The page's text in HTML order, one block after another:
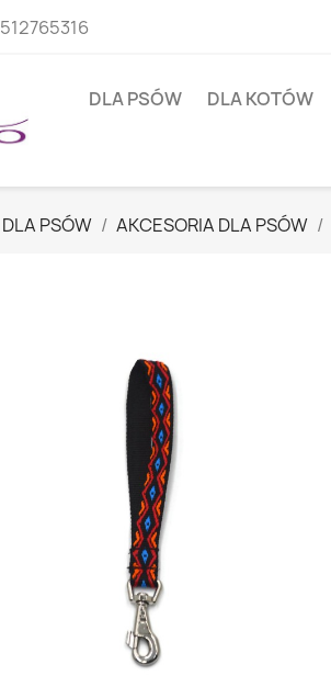
512765316
DLA PSÓW DLA KOTÓW
DLA PSÓW AKCESORIA DLA PSÓW